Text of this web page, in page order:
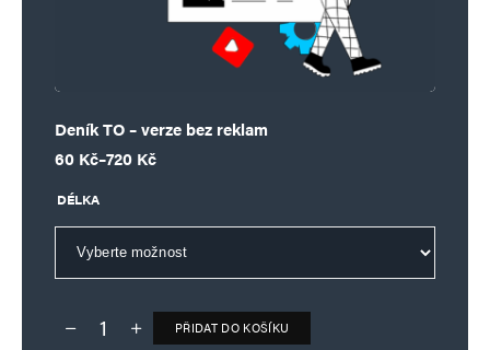
Deník TO – verze bez reklam
60 Kč–720 Kč
Rozpětí cen: 60 Kč až 720 Kč
DÉLKA
Deník TO – verze bez reklam množství
PŘIDAT DO KOŠÍKU